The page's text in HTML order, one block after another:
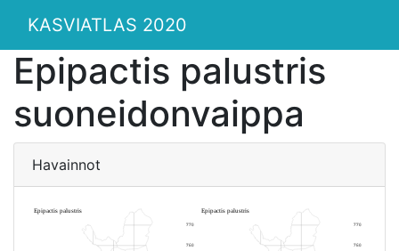
KASVIATLAS 2020
Epipactis palustris
suoneidonvaippa
Havainnot